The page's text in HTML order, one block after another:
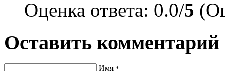
Оценка ответа: 0.0/5
Оставить комментарий
Имя *